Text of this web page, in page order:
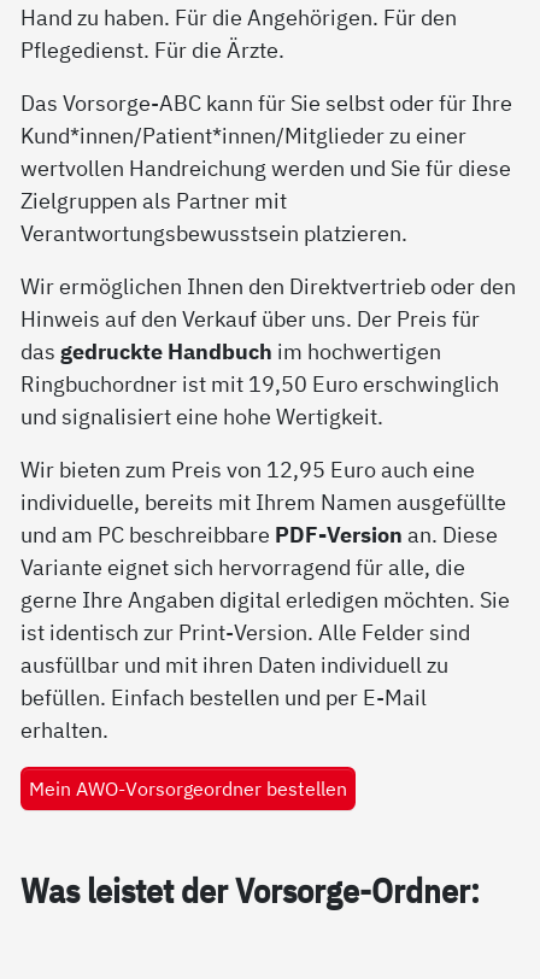
Hand zu haben. Für die Angehörigen. Für den
Pflegedienst. Für die Ärzte.
Das Vorsorge-ABC kann für Sie selbst oder für Ihre
Kund*innen/Patient*innen/Mitglieder zu einer
wertvollen Handreichung werden und Sie für diese
Zielgruppen als Partner mit
Verantwortungsbewusstsein platzieren.
Wir ermöglichen Ihnen den Direktvertrieb oder den
Hinweis auf den Verkauf über uns. Der Preis für
das gedruckte Handbuch im hochwertigen
Ringbuchordner ist mit 19,50 Euro erschwinglich
und signalisiert eine hohe Wertigkeit.
Wir bieten zum Preis von 12,95 Euro auch eine
individuelle, bereits mit Ihrem Namen ausgefüllte
und am PC beschreibbare PDF-Version an. Diese
Variante eignet sich hervorragend für alle, die
gerne Ihre Angaben digital erledigen möchten. Sie
ist identisch zur Print-Version. Alle Felder sind
ausfüllbar und mit ihren Daten individuell zu
befüllen. Einfach bestellen und per E-Mail
erhalten.
Mein AWO-Vorsorgeordner bestellen
Was leis­tet der Vor­sor­ge-Ord­ner: